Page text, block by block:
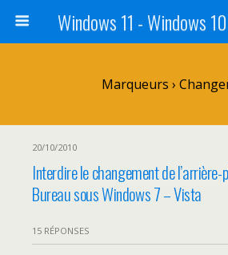
Marqueurs ›
20/10/2010
Interdire le changement de l’arrière-
Bureau sous Windows 7 – Vista
15 RÉPONSES